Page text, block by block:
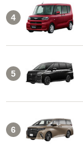
4
5
6